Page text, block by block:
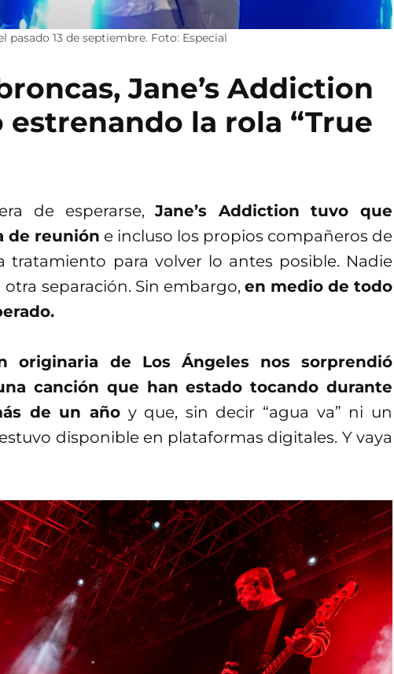
13 de septiembre. Foto: Especial
Jane’s Addiction
la rola “True
de esperarse,Jane’s Addiction tuvo que
de reunión e incluso los propios compañeros de
tratamiento para volver lo antes posible. Nadie
otra separación. Sin embargo, en medio de todo
originaria de Los Ángeles nos sorprendió
canción que han estado tocando durante
de un añoy que, sin decir “agua va” ni un
disponible en plataformas digitales. Y vaya